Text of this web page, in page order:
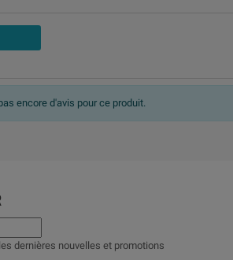
encore d'avis pour ce produit.
dernières nouvelles et promotions